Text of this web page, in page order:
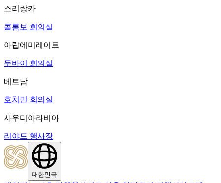
스리랑카
콜롬보 회의실
아랍에미레이트
두바이 회의실
베트남
호치민 회의실
사우디아라비아
리야드 행사장
대한민국